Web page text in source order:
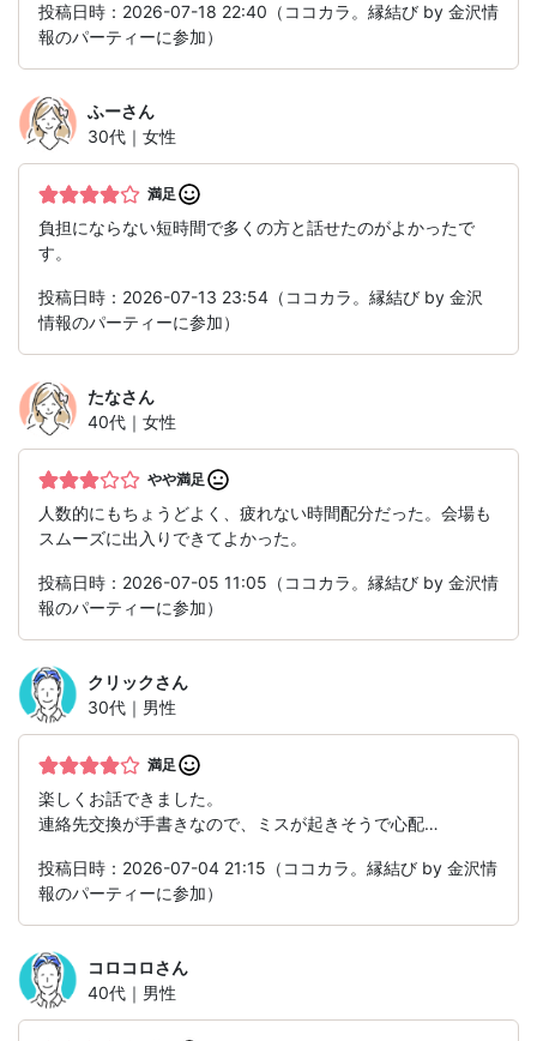
投稿日時：2026-07-18 22:40（ココカラ。縁結び by 金沢情
報のパーティーに参加）
ふーさん
30代｜女性
満足
負担にならない短時間で多くの方と話せたのがよかったで
す。
投稿日時：2026-07-13 23:54（ココカラ。縁結び by 金沢
情報のパーティーに参加）
たなさん
40代｜女性
やや満足
人数的にもちょうどよく、疲れない時間配分だった。会場も
スムーズに出入りできてよかった。
投稿日時：2026-07-05 11:05（ココカラ。縁結び by 金沢情
報のパーティーに参加）
クリックさん
30代｜男性
満足
楽しくお話できました。
連絡先交換が手書きなので、ミスが起きそうで心配…
投稿日時：2026-07-04 21:15（ココカラ。縁結び by 金沢情
報のパーティーに参加）
コロコロさん
40代｜男性